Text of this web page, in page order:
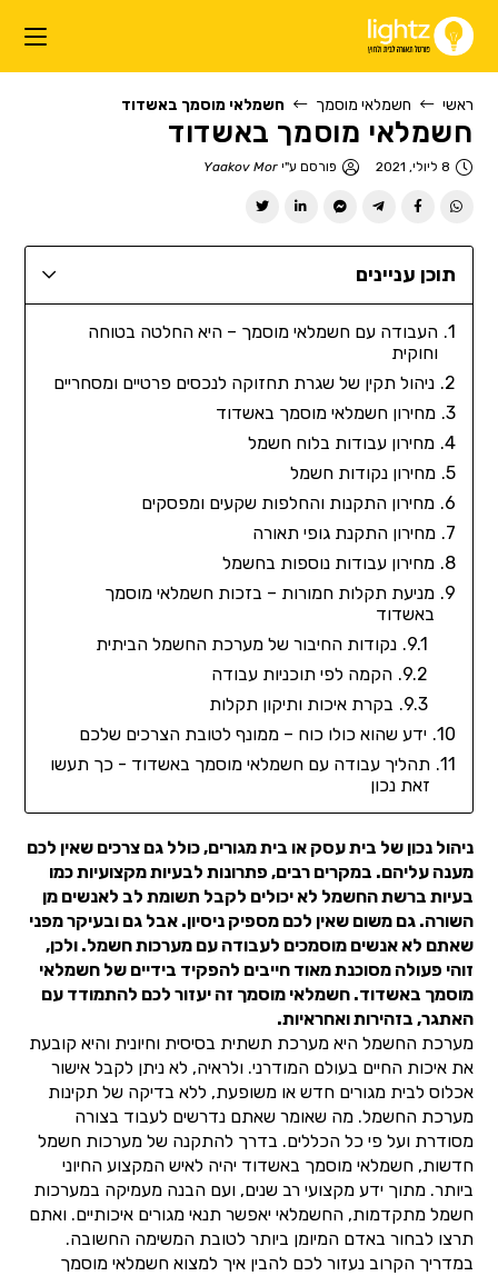
ראשי חשמלאי מוסמך חשמלאי מוסמך באשדוד
חשמלאי מוסמך באשדוד
8 ליולי, 2021 פורסם ע"יYaakov Mor
תוכן עניינים
העבודה עם חשמלאי מוסמך – היא החלטה בטוחה
וחוקית
ניהול תקין של שגרת תחזוקה לנכסים פרטיים ומסחריים
מחירון חשמלאי מוסמך באשדוד
מחירון עבודות בלוח חשמל
מחירון נקודות חשמל
מחירון התקנות והחלפות שקעים ומפסקים
מחירון התקנת גופי תאורה
מחירון עבודות נוספות בחשמל
מניעת תקלות חמורות – בזכות חשמלאי מוסמך
באשדוד
נקודות החיבור של מערכת החשמל הביתית
הקמה לפי תוכניות עבודה
בקרת איכות ותיקון תקלות
ידע שהוא כולו כוח – ממונף לטובת הצרכים שלכם
תהליך עבודה עם חשמלאי מוסמך באשדוד - כך תעשו
זאת נכון
ניהול נכון של בית עסק או בית מגורים, כולל גם צרכים שאין לכם
מענה עליהם. במקרים רבים, פתרונות לבעיות מקצועיות כמו
בעיות ברשת החשמל לא יכולים לקבל תשומת לב לאנשים מן
השורה. גם משום שאין לכם מספיק ניסיון. אבל גם ובעיקר מפני
שאתם לא אנשים מוסמכים לעבודה עם מערכות חשמל. ולכן,
זוהי פעולה מסוכנת מאוד חייבים להפקיד בידיים של חשמלאי
מוסמך באשדוד. חשמלאי מוסמך זה יעזור לכם להתמודד עם
האתגר, בזהירות ואחראיות.
מערכת החשמל היא מערכת תשתית בסיסית וחיונית והיא קובעת
את איכות החיים בעולם המודרני. ולראיה, לא ניתן לקבל אישור
אכלוס לבית מגורים חדש או משופעת, ללא בדיקה של תקינות
מערכת החשמל. מה שאומר שאתם נדרשים לעבוד בצורה
מסודרת ועל פי כל הכללים. בדרך להתקנה של מערכות חשמל
חדשות, חשמלאי מוסמך באשדוד יהיה לאיש המקצוע החיוני
ביותר. מתוך ידע מקצועי רב שנים, ועם הבנה מעמיקה במערכות
חשמל מתקדמות, החשמלאי יאפשר תנאי מגורים איכותיים. ואתם
תרצו לבחור באדם המיומן ביותר לטובת המשימה החשובה.
במדריך הקרוב נעזור לכם להבין איך למצוא חשמלאי מוסמך